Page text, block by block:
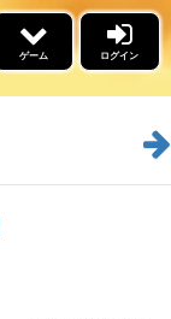
ゲーム ×
ログイン